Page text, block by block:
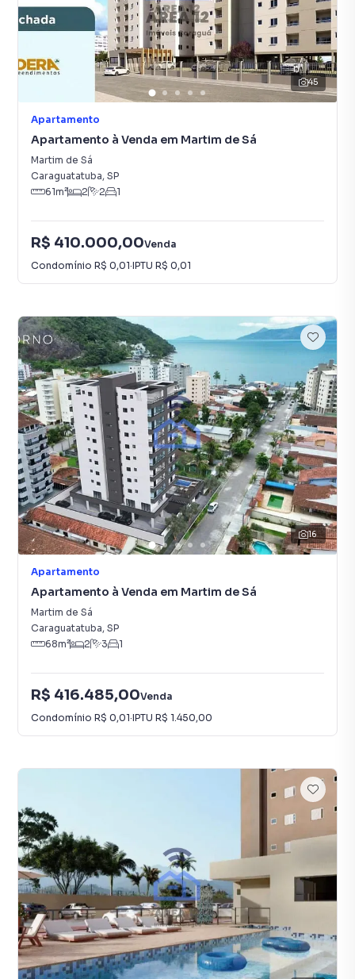
45
Apartamento
Apartamento à Venda em Martim de Sá
Martim de Sá
Caraguatatuba, SP
61m² 2 2 1
R$ 410.000,00Venda
Condomínio R$ 0,01·IPTU R$ 0,01
16
Apartamento
Apartamento à Venda em Martim de Sá
Martim de Sá
Caraguatatuba, SP
68m² 2 3 1
R$ 416.485,00Venda
Condomínio R$ 0,01·IPTU R$ 1.450,00